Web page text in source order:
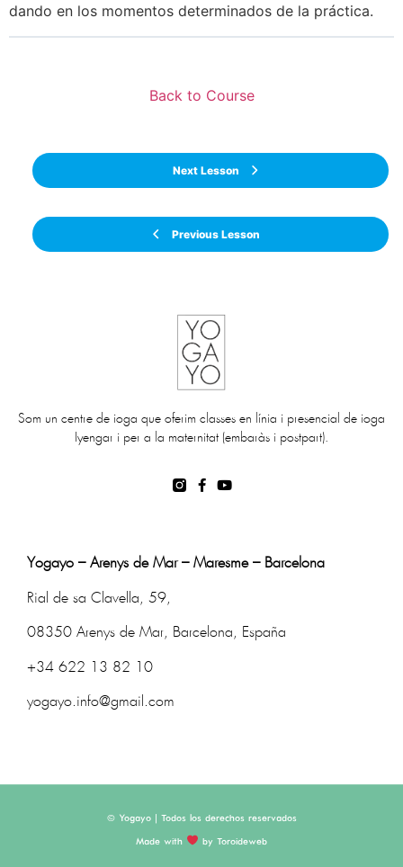
dando en los momentos determinados de la práctica.
Previous Lesson
Back to Course
Next Lesson
Som un centre de ioga que oferim classes en línia i presencial de ioga
Iyengar i per a la maternitat (embaràs i postpart).
Yogayo – Arenys de Mar – Maresme – Barcelona
Rial de sa Clavella, 59,
08350 Arenys de Mar, Barcelona, España
+34 622 13 82 10
yogayo.info@gmail.com
© Yogayo | Todos los derechos reservados
Made with by Toroideweb